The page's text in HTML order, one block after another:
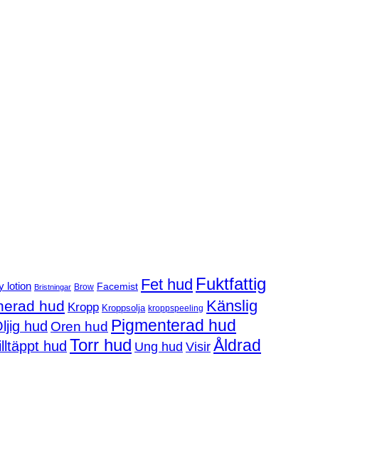
lotion Bristningar Brow Facemist Fet hud Fuktfattig
hud Kropp Kroppsolja kroppspeeling Känslig
hud Oren hud Pigmenterad hud
hud Torr hud Ung hud VisirÅldrad